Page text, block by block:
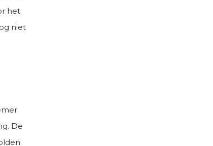
het
niet
De